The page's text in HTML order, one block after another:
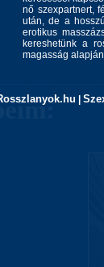
nő szexpartnert,
után, de a
erotikus
kereshetünk a
magasság